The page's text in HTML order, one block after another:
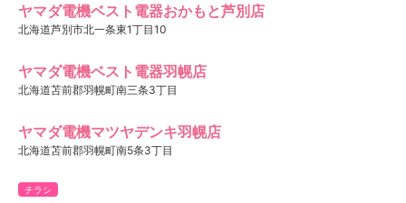
ヤマダ電機ベスト電器おかもと芦別店
北海道芦別市北一条東1丁目10
ヤマダ電機ベスト電器羽幌店
北海道苫前郡羽幌町南三条3丁目
ヤマダ電機マツヤデンキ羽幌店
北海道苫前郡羽幌町南5条3丁目
チラシ